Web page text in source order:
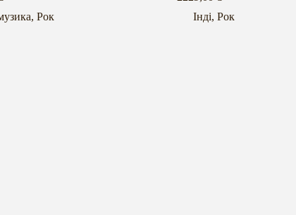
, Рок
Інді,Рок